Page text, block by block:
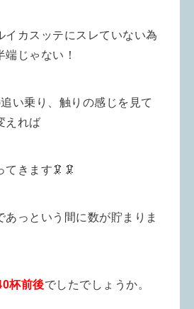
イカスッテにスレていない為
じゃない！
い乗り、触りの感じを見て
えれば
てきます🦑🦑
あっという間に数が貯まりま
杯前後でしたでしょうか。